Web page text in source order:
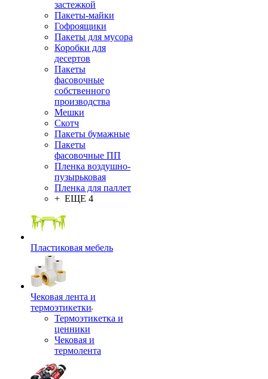
застежкой
Пакеты-майки
Гофроящики
Пакеты для мусора
Коробки для
десертов
Пакеты
фасовочные
собственного
производства
Мешки
Скотч
Пакеты бумажные
Пакеты
фасовочные ПП
Пленка воздушно-
пузырьковая
Пленка для паллет
+ ЕЩЕ 4
Пластиковая мебель
Чековая лента и
термоэтикетки
Термоэтикетка и
ценники
Чековая и
термолента